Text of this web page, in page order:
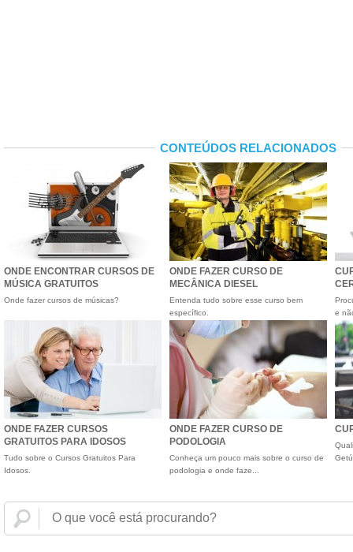
CONTEÚDOS RELACIONADOS
ONDE ENCONTRAR CURSOS DE
MÚSICA GRATUITOS
Onde fazer cursos de músicas?
ONDE FAZER CURSO DE
MECÂNICA DIESEL
Entenda tudo sobre esse curso bem
específico.
e
ONDE FAZER CURSOS
GRATUITOS PARA IDOSOS
Tudo sobre o Cursos Gratuitos Para
Idosos.
ONDE FAZER CURSO DE
PODOLOGIA
Conheça um pouco mais sobre o curso de
podologia e onde faze...